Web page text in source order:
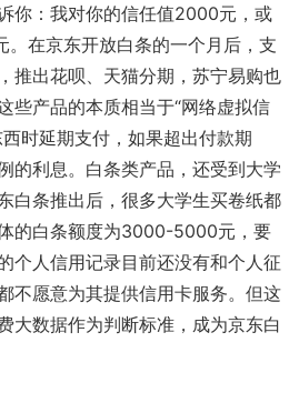
你：我对你的信任值2000元，或
。在京东开放白条的一个月后，支
推出花呗、天猫分期，苏宁易购也
些产品的本质相当于“网络虚拟信
时延期支付，如果超出付款期
的利息。白条类产品，还受到大学
白条推出后，很多大学生买卷纸都
的白条额度为3000-5000元，要
个人信用记录目前还没有和个人征
不愿意为其提供信用卡服务。但这
大数据作为判断标准，成为京东白